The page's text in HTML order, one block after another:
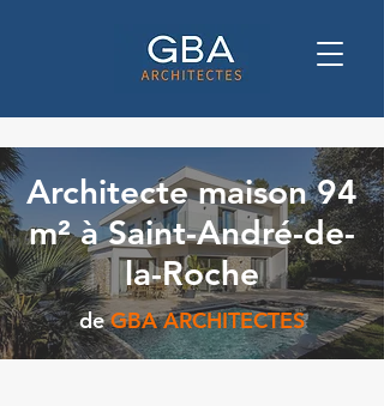
Architecte maison 94
m² à Saint-André-de-
la-Roche
de GBA ARCHITECTES